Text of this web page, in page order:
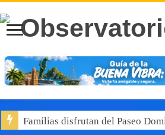
Familias disfrutan del Paseo